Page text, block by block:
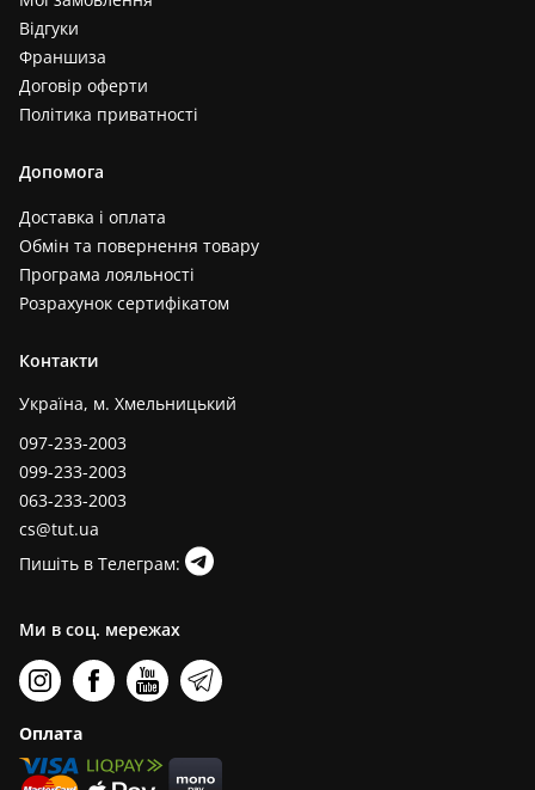
Відгуки
Франшиза
Договір оферти
Політика приватності
Допомога
Доставка і оплата
Обмін та повернення товару
Програма лояльності
Розрахунок сертифікатом
Контакти
Україна, м. Хмельницький
097-233-2003
099-233-2003
063-233-2003
cs@tut.ua
Пишіть в Телеграм:
Ми в соц. мережах
Оплата